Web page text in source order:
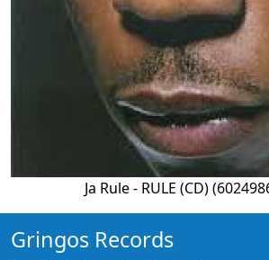
Ja Rule - RULE (CD)
Gringos Records